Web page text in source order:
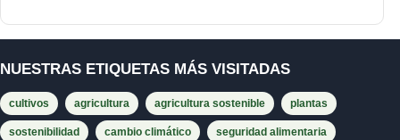
NUESTRAS ETIQUETAS MÁS VISITADAS
cultivos agricultura agricultura sostenible plantas
sostenibilidad cambio climático seguridad alimentaria